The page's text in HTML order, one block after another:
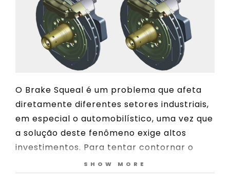
O Brake Squeal é um problema que afeta
diretamente diferentes setores industriais,
em especial o automobilístico, uma vez que
a solução deste fenômeno exige altos
investimentos. Para tentar contornar o
problema de ruído em sistema de
frenagem, algumas empresas têm
SHOW MORE